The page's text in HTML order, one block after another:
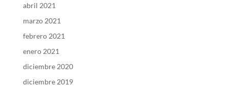
abril 2021
marzo 2021
febrero 2021
enero 2021
diciembre 2020
diciembre 2019